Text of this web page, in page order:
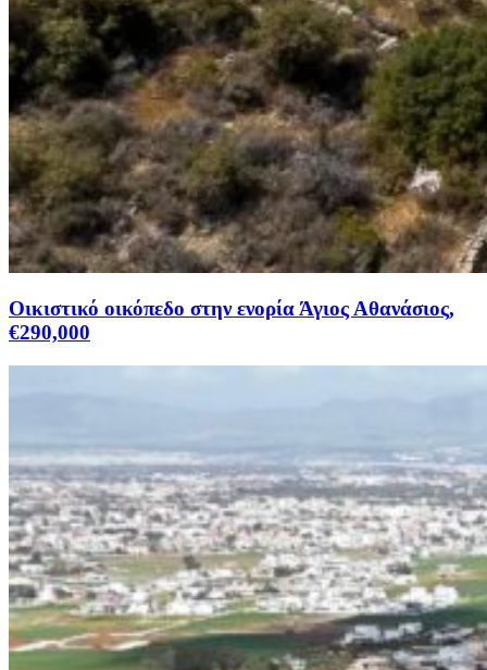
Οικιστικό οικόπεδο στην ενορία Άγιος Αθανάσιος,
€290,000